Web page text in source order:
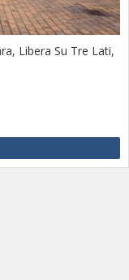
Libera Su Tre Lati,